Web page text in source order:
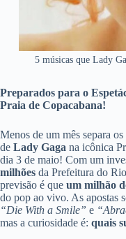
5 músicas que Lady
Preparados para o
Praia de Copacabana!
Menos de um mês separa
de Lady Gaga na icônica
dia 3 de maio! Com um
milhões da Prefeitura do
previsão é que um milhão
do pop ao vivo. As apostas
“Die With a Smile” e
mas a curiosidade é: quais